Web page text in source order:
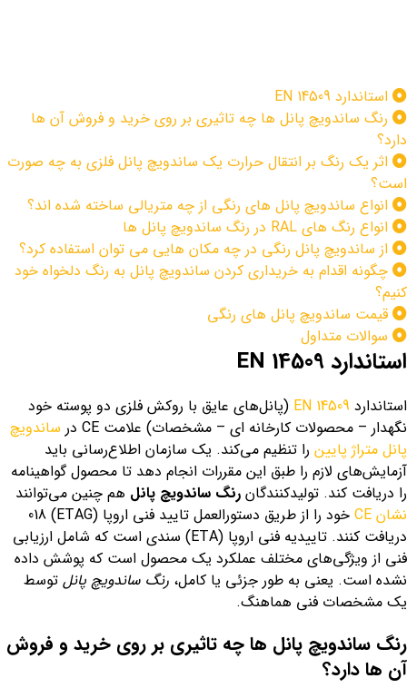
استاندارد EN 14509
رنگ ساندویچ پانل ها چه تاثیری بر روی خرید و فروش آن ها
دارد؟
اثر یک رنگ بر انتقال حرارت یک ساندویچ پانل فلزی به چه صورت
است؟
انواع ساندویچ پانل های رنگی از چه متریالی ساخته شده اند؟
انواع رنگ های RAL در رنگ ساندویچ پانل ها
از ساندویچ پانل رنگی در چه مکان هایی می توان استفاده کرد؟
چگونه اقدام به خریداری کردن ساندویچ پانل به رنگ دلخواه خود
کنیم؟
قیمت ساندویچ پانل های رنگی
سوالات متداول
استاندارد EN 14509
استاندارد EN 14509 (پانل‌های عایق با روکش فلزی دو پوسته خود
نگهدار – محصولات کارخانه ای – مشخصات) علامت CE در
ساندویچ
پانل متراژ پایین را تنظیم می‌کند. یک سازمان اطلاع‌رسانی باید
آزمایش‌های لازم را طبق این مقررات انجام دهد تا محصول گواهینامه
را دریافت کند. تولیدکنندگان رنگ ساندویچ پانل هم چنین می‌توانند
نشان CE
خود را از طریق دستورالعمل تایید فنی اروپا (ETAG) 018
دریافت کنند. تاییدیه فنی اروپا (ETA) سندی است که شامل ارزیابی
فنی از ویژگی‌های مختلف عملکرد یک محصول است که پوشش داده
نشده است. یعنی به طور جزئی یا کامل، رنگ ساندویچ پانل توسط
یک مشخصات فنی هماهنگ.
رنگ ساندویچ پانل ها چه تاثیری بر روی خرید و فروش
آن ها دارد؟